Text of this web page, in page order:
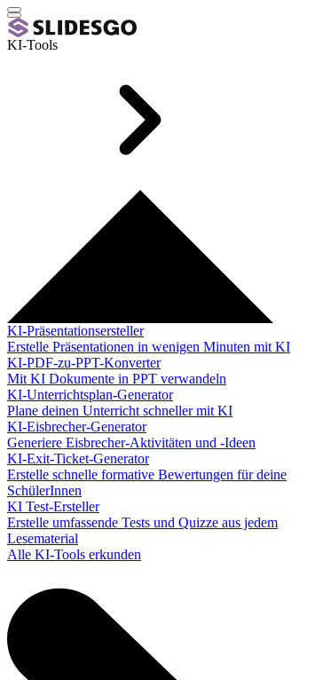
KI-Tools
KI-Präsentationsersteller
Erstelle Präsentationen in wenigen Minuten mit KI
KI-PDF-zu-PPT-Konverter
Mit KI Dokumente in PPT verwandeln
KI-Unterrichtsplan-Generator
Plane deinen Unterricht schneller mit KI
KI-Eisbrecher-Generator
Generiere Eisbrecher-Aktivitäten und -Ideen
KI-Exit-Ticket-Generator
Erstelle schnelle formative Bewertungen für deine
SchülerInnen
KI Test-Ersteller
Erstelle umfassende Tests und Quizze aus jedem
Lesematerial
Alle KI-Tools erkunden